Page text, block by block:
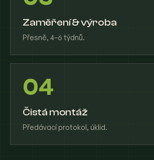
Zaměření & výroba
Přesně, 4–6 týdnů.
04
Čistá montáž
Předávací protokol, úklid.